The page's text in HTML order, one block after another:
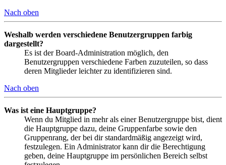
Nach oben
Weshalb werden verschiedene Benutzergruppen farbig
dargestellt?
Es ist der Board-Administration möglich, den
Benutzergruppen verschiedene Farben zuzuteilen, so dass
deren Mitglieder leichter zu identifizieren sind.
Nach oben
Was ist eine Hauptgruppe?
Wenn du Mitglied in mehr als einer Benutzergruppe bist, dient
die Hauptgruppe dazu, deine Gruppenfarbe sowie den
Gruppenrang, der bei dir standardmäßig angezeigt wird,
festzulegen. Ein Administrator kann dir die Berechtigung
geben, deine Hauptgruppe im persönlichen Bereich selbst